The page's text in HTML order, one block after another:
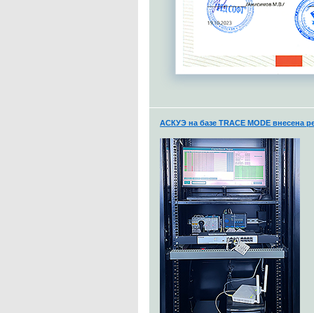
АСКУЭ на базе TRACE MODE внесена